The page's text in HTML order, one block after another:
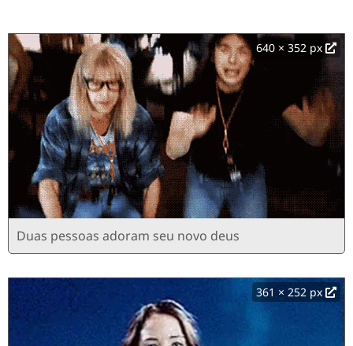
640 × 352 px
Duas pessoas adoram seu novo deus
361 × 252 px